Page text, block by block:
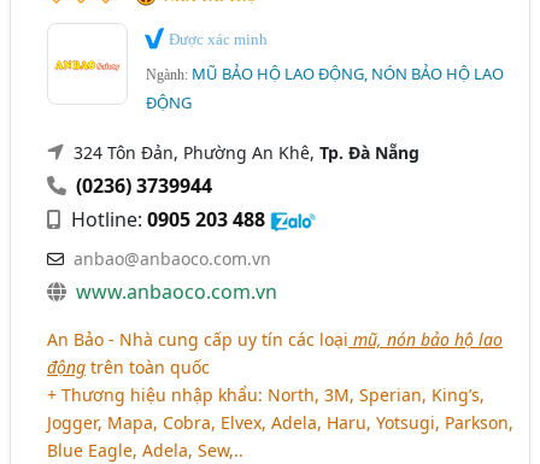
Được xác minh
Ngành: MŨ BẢO HỘ LAO ĐỘNG, NÓN BẢO HỘ LAO
ĐỘNG
324 Tôn Đản, Phường An Khê,Tp. Đà Nẵng
(0236) 3739944
Hotline:0905 203 488
anbao@anbaoco.com.vn
www.anbaoco.com.vn
An Bảo - Nhà cung cấp uy tín các loại mũ, nón bảo hộ lao
động trên toàn quốc
+ Thương hiệu nhập khẩu: North, 3M, Sperian, King’s,
Jogger, Mapa, Cobra, Elvex, Adela, Haru, Yotsugi, Parkson,
Blue Eagle, Adela, Sew,..